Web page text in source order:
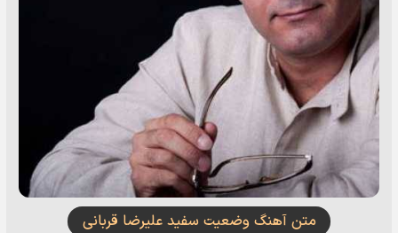
متن آهنگ وضعیت سفید علیرضا قربانی